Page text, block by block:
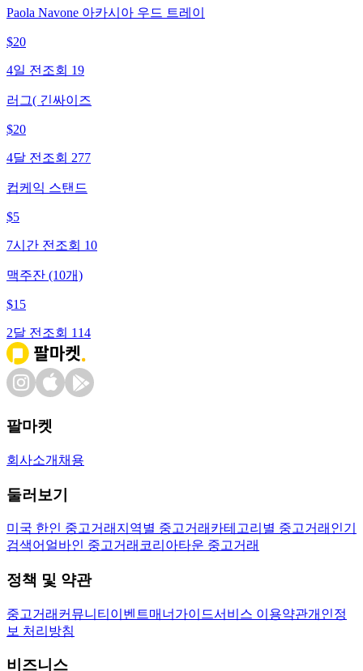
Paola Navone 아카시아 우드 트레이
$20
4일 전 조회 19
러그( 긴싸이즈
$20
4달 전 조회 277
컵케익 스탠드
$5
7시간 전 조회 10
맥주잔 (10개)
$15
2달 전 조회 114
팔마켓
회사소개 채용
둘러보기
미국 한인 중고거래 지역별 중고거래 카테고리별 중고거래 인기
검색어 얼바인 중고거래 코리아타운 중고거래
정책 및 약관
중고거래 커뮤니티 이벤트매너가이드서비스 이용약관개인정
보 처리방침
비즈니스